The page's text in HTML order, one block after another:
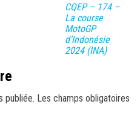
CQEP – 174 –
La course
MotoGP
d’Indonésie
2024 (INA)
publiée. Les champs obligatoires